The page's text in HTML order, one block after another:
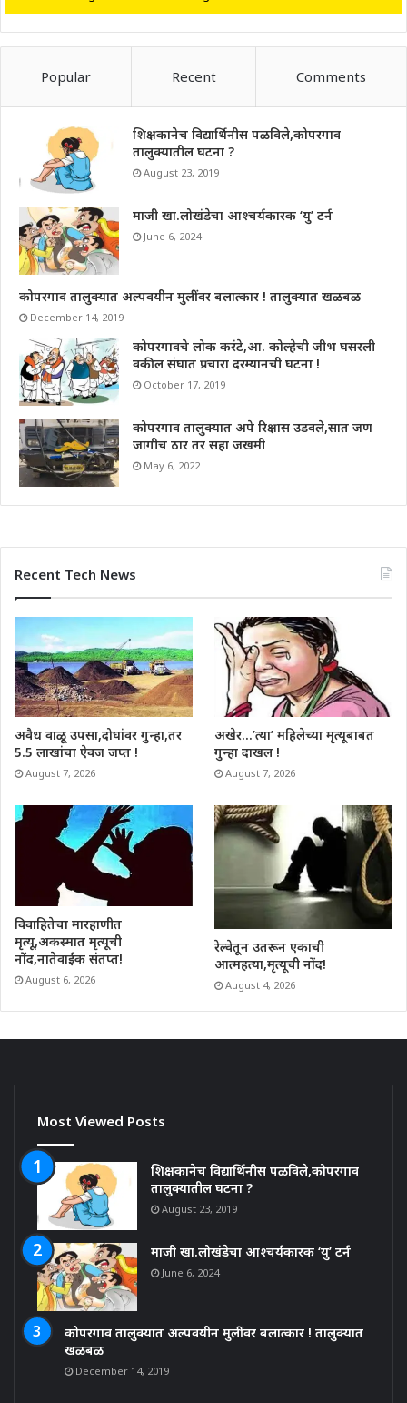
Popular Recent Comments
शिक्षकानेच विद्यार्थिनीस पळविले,कोपरगाव
तालुक्यातील घटना ?
August 23, 2019
माजी खा.लोखंडेचा आश्चर्यकारक ‘यु’ टर्न
June 6, 2024
कोपरगाव तालुक्यात अल्पवयीन मुलींवर बलात्कार ! तालुक्यात खळबळ
December 14, 2019
कोपरगावचे लोक करंटे,आ. कोल्हेची जीभ घसरली
वकील संघात प्रचारा दरम्यानची घटना !
October 17, 2019
कोपरगाव तालुक्यात अपे रिक्षास उडवले,सात जण
जागीच ठार तर सहा जखमी
May 6, 2022
Recent Tech News
अवैध वाळू उपसा,दोघांवर गुन्हा,तर
5.5 लाखांचा ऐवज जप्त !
August 7, 2026
अखेर…’त्या’ महिलेच्या मृत्यूबाबत
गुन्हा दाखल !
August 7, 2026
विवाहितेचा मारहाणीत
मृत्यू,अकस्मात मृत्यूची
नोंद,नातेवाईक संतप्त!
August 6, 2026
रेल्वेतून उतरून एकाची
आत्महत्या,मृत्यूची नोंद!
August 4, 2026
Most Viewed Posts
शिक्षकानेच विद्यार्थिनीस पळविले,कोपरगाव
तालुक्यातील घटना ?
August 23, 2019
माजी खा.लोखंडेचा आश्चर्यकारक ‘यु’ टर्न
June 6, 2024
कोपरगाव तालुक्यात अल्पवयीन मुलींवर बलात्कार ! तालुक्यात
खळबळ
December 14, 2019